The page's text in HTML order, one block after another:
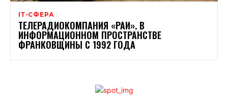
ІТ-СФЕРА
ТЕЛЕРАДИОКОМПАНИЯ «РАИ». В
ИНФОРМАЦИОННОМ ПРОСТРАНСТВЕ
ФРАНКОВЩИНЫ С 1992 ГОДА